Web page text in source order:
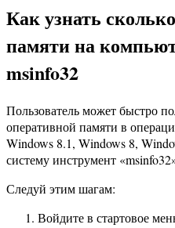
Как узнать
памяти на
msinfo32
Пользователь может быстро
оперативной памяти в
Windows 8.1, Windows 8,
систему инструмент
Следуй этим шагам:
Войдите в стартовое